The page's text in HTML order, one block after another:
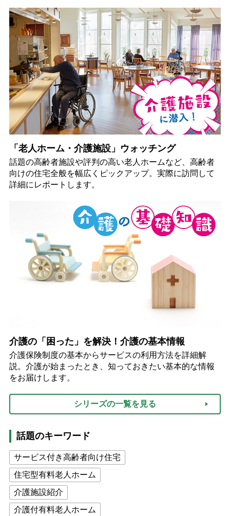
「老人ホーム・介護施設」ウォッチング
話題の高齢者施設や評判の高い老人ホームなど、高齢者
向けの住宅全般を幅広くピックアップ。実際に訪問して
詳細にレポートします。
介護の「困った」を解決！介護の基本情報
介護保険制度の基本からサービスの利用方法を詳細解
説。介護が始まったとき、知っておきたい基本的な情報
をお届けします。
シリーズの一覧を見る
話題のキーワード
サービス付き高齢者向け住宅
住宅型有料老人ホーム
介護施設紹介
介護付有料老人ホーム